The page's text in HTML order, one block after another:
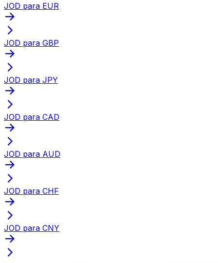
JOD para EUR
JOD para GBP
JOD para JPY
JOD para CAD
JOD para AUD
JOD para CHF
JOD para CNY